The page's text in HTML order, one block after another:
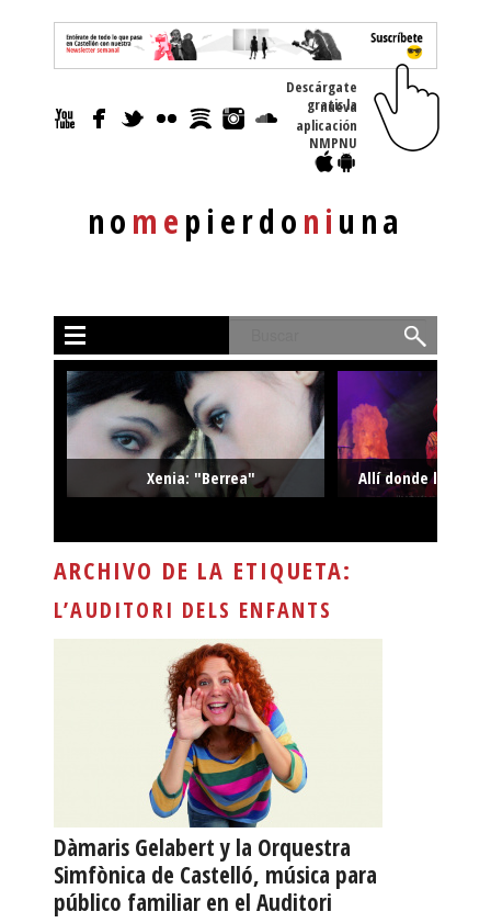
nomepierdoniuna
Descárgate
gratis la nueva
aplicación
NMPNU
Xenia: "Berrea" Allí donde la
ARCHIVO DE LA ETIQUETA:
L’AUDITORI DELS ENFANTS
Dàmaris Gelabert y la Orquestra
Simfònica de Castelló, música para
público familiar en el Auditori